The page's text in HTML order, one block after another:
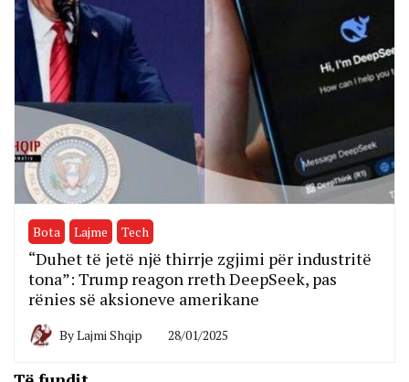
Bota Lajme Tech
“Duhet të jetë një thirrje zgjimi për industritë
tona”: Trump reagon rreth DeepSeek, pas
rënies së aksioneve amerikane
ByLajmi Shqip 28/01/2025